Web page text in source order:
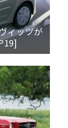
ィッツが